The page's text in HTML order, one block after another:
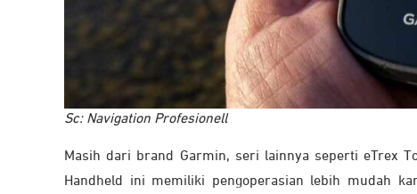
Sc: Navigation Profesionell
Masih dari brand Garmin, seri lainnya seperti eTrex
Handheld ini memiliki pengoperasian lebih mudah